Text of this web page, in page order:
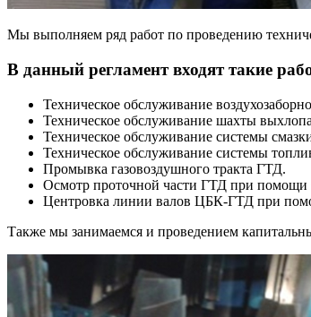
Мы выполняем ряд работ по проведению
В данный регламент входят такие
Техническое обслуживание
Техническое обслуживание шахты
Техническое обслуживание системы
Техническое обслуживание системы
Промывка газовоздушного тракта ГТД.
Осмотр проточной части ГТД при помощи
Центровка линии валов ЦБК-ГТД при
Также мы занимаемся и проведением